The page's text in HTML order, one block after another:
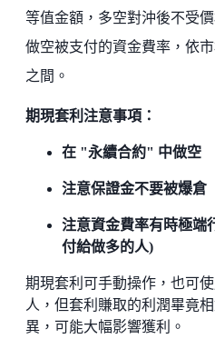
等值金額，多空對沖後不受
做空被支付的資金費率，依
之間。
期現套利注意事項：
在 "永續合約" 中做空
注意保證金不要被爆倉
注意資金費率有時極端
付給做多的人)
期現套利可手動操作，也可
人，但套利賺取的利潤畢竟
異，可能大幅影響獲利。